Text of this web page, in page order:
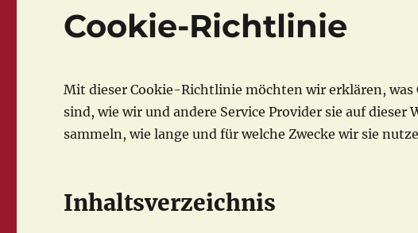
Cookie-Richtlinie
Mit dieser Cookie-Richtlinie möchten wir erklären,
sind, wie wir und andere Service Provider sie auf
sammeln, wie lange und für welche Zwecke wir sie
Inhaltsverzeichnis